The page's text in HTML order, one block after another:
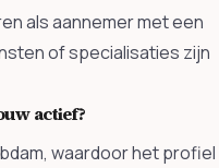
als aannemer met een
of specialisaties zijn
actief?
waardoor het profiel